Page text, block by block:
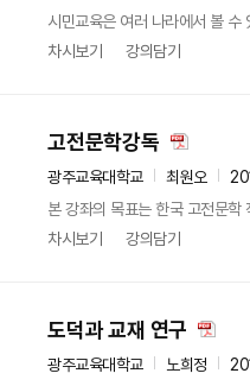
시민교육은 여러 나라에서 볼 수
차시보기
강의담기
고전문학강독
광주교육대학교 최원오
본 강좌의 목표는 한국 고전문학
차시보기
강의담기
도덕과 교재 연구
광주교육대학교 노희정